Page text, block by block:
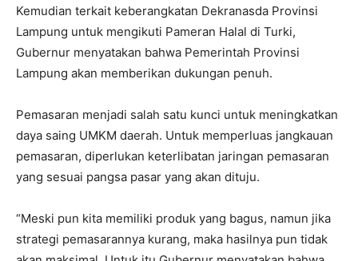
Kemudian terkait keberangkatan Dekranasda Provinsi
Lampung untuk mengikuti Pameran Halal di Turki,
Gubernur menyatakan bahwa Pemerintah Provinsi
Lampung akan memberikan dukungan penuh.
Pemasaran menjadi salah satu kunci untuk meningkatkan
daya saing UMKM daerah. Untuk memperluas jangkauan
pemasaran, diperlukan keterlibatan jaringan pemasaran
yang sesuai pangsa pasar yang akan dituju.
“Meski pun kita memiliki produk yang bagus, namun jika
strategi pemasarannya kurang, maka hasilnya pun tidak